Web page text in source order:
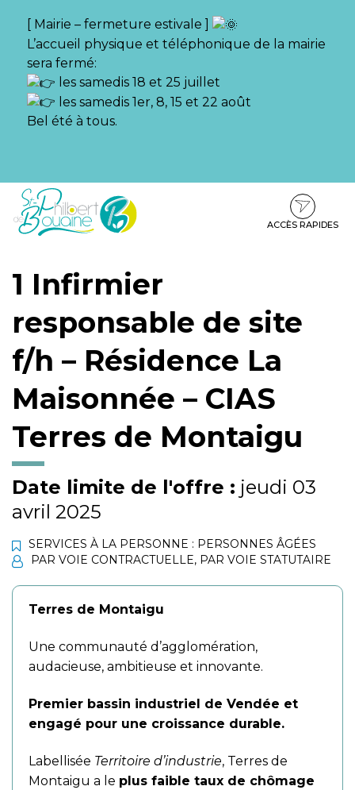
[ Mairie – fermeture estivale ]
L’accueil physique et téléphonique de la mairie
sera fermé:
les samedis 18 et 25 juillet
les samedis 1er, 8, 15 et 22 août
Bel été à tous.
Aller
Aller
contenu
Aller
pied
ACCÈS RAPIDES
1 Infirmier
responsable de site
f/h – Résidence La
Maisonnée – CIAS
Terres de Montaigu
Date limite de l'offre : jeudi 03
avril 2025
SERVICES À LA PERSONNE : PERSONNES ÂGÉES
PAR VOIE CONTRACTUELLE, PAR VOIE STATUTAIRE
Terres de Montaigu
Une communauté d’agglomération,
audacieuse, ambitieuse et innovante.
Premier bassin industriel de Vendée et
engagé pour une croissance durable.
Labellisée Territoire d’industrie, Terres de
Montaigu a le plus faible taux de chômage